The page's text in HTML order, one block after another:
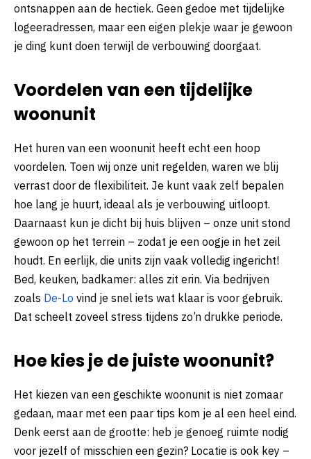
ontsnappen aan de hectiek. Geen gedoe met tijdelijke
logeeradressen, maar een eigen plekje waar je gewoon
je ding kunt doen terwijl de verbouwing doorgaat.
Voordelen van een tijdelijke
woonunit
Het huren van een woonunit heeft echt een hoop
voordelen. Toen wij onze unit regelden, waren we blij
verrast door de flexibiliteit. Je kunt vaak zelf bepalen
hoe lang je huurt, ideaal als je verbouwing uitloopt.
Daarnaast kun je dicht bij huis blijven – onze unit stond
gewoon op het terrein – zodat je een oogje in het zeil
houdt. En eerlijk, die units zijn vaak volledig ingericht!
Bed, keuken, badkamer: alles zit erin. Via bedrijven
zoals De-Lo vind je snel iets wat klaar is voor gebruik.
Dat scheelt zoveel stress tijdens zo’n drukke periode.
Hoe kies je de juiste woonunit?
Het kiezen van een geschikte woonunit is niet zomaar
gedaan, maar met een paar tips kom je al een heel eind.
Denk eerst aan de grootte: heb je genoeg ruimte nodig
voor jezelf of misschien een gezin? Locatie is ook key –